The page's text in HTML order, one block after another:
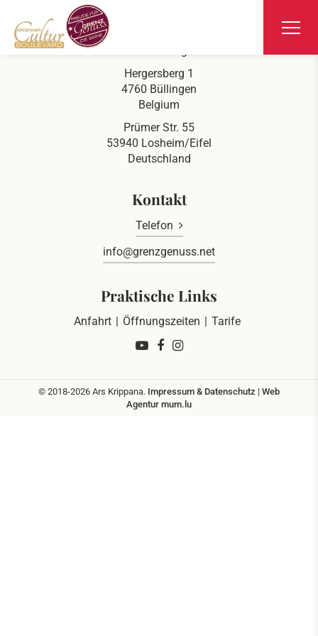
Direkt an der deutsch belgischen Grenze
Hergersberg 1
4760 Büllingen
Belgium
Prümer Str. 55
53940 Losheim/Eifel
Deutschland
Kontakt
Telefon
info@grenzgenuss.net
Praktische Links
Anfahrt Öffnungszeiten Tarife
© 2018-2026 Ars Krippana. Impressum & Datenschutz | Web
Agentur mum.lu